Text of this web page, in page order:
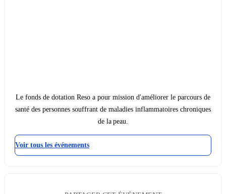
Le fonds de dotation Reso a pour mission d'améliorer le parcours de
santé des personnes souffrant de maladies inflammatoires chroniques
de la peau.
Voir tous les événements